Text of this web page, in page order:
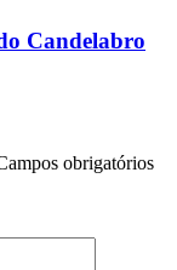
Candelabro
obrigatórios